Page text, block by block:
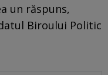
un răspuns,
Biroului Politic